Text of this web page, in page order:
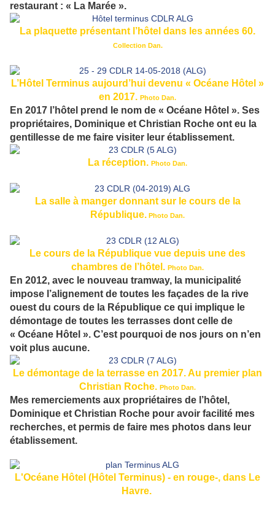
restaurant : « La Marée ».
La plaquette présentant l’hôtel dans les années 60.
Collection Dan.
L’Hôtel Terminus aujourd’hui devenu « Océane Hôtel »
en 2017. Photo Dan.
En 2017 l’hôtel prend le nom de « Océane Hôtel ». Ses
propriétaires, Dominique et Christian Roche ont eu la
gentillesse de me faire visiter leur établissement.
La réception. Photo Dan.
La salle à manger donnant sur le cours de la
République. Photo Dan.
Le cours de la République vue depuis une des
chambres de l’hôtel. Photo Dan.
En 2012, avec le nouveau tramway, la municipalité
impose l’alignement de toutes les façades de la rive
ouest du cours de la République ce qui implique le
démontage de toutes les terrasses dont celle de
« Océane Hôtel ». C’est pourquoi de nos jours on n’en
voit plus aucune.
Le démontage de la terrasse en 2017. Au premier plan
Christian Roche. Photo Dan.
Mes remerciements aux propriétaires de l’hôtel,
Dominique et Christian Roche pour avoir facilité mes
recherches, et permis de faire mes photos dans leur
établissement.
L'Océane Hôtel (Hôtel Terminus) - en rouge-, dans Le
Havre.